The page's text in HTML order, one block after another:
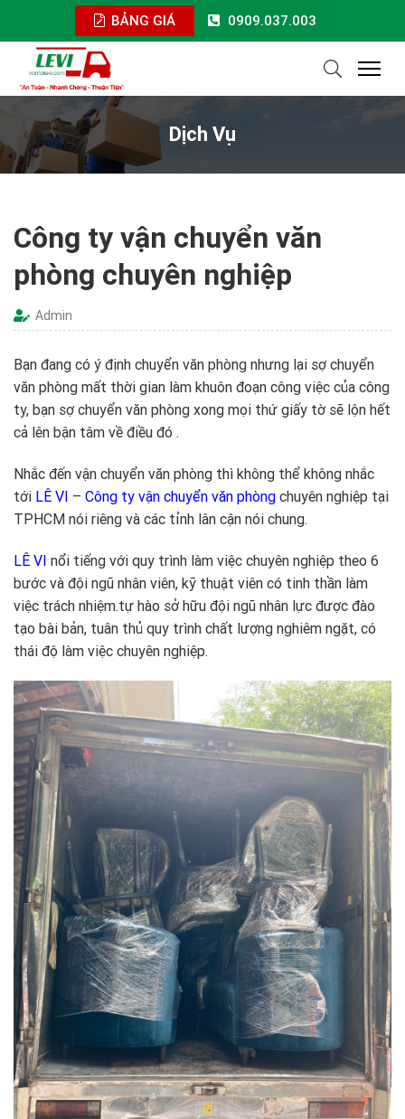
BẢNG GIÁ 0909.037.003
Dịch Vụ
Công ty vận chuyển văn
phòng chuyên nghiệp
Admin
Bạn đang có ý định chuyển văn phòng nhưng lại sợ chuyển
văn phòng mất thời gian làm khuôn đoạn công việc của công
ty, bạn sợ chuyển văn phòng xong mọi thứ giấy tờ sẽ lộn hết
cả lên bận tâm về điều đó .
Nhắc đến vận chuyển văn phòng thì không thể không nhắc
tới LÊ VI – Công ty vận chuyển văn phòng chuyên nghiệp tại
TPHCM nói riêng và các tỉnh lân cận nói chung.
LÊ VI nổi tiếng với quy trình làm việc chuyên nghiệp theo 6
bước và đội ngũ nhân viên, kỹ thuật viên có tinh thần làm
việc trách nhiệm.tự hào sở hữu đội ngũ nhân lực được đào
tạo bài bản, tuân thủ quy trình chất lượng nghiêm ngặt, có
thái độ làm việc chuyên nghiệp.